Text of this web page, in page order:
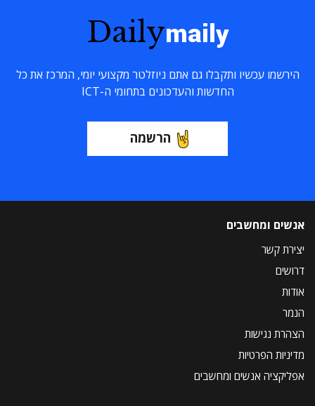
Dailymaily
הירשמו עכשיו ותקבלו גם אתם ניוזלטר מקצועי יומי, המרכז את כל
החדשות והעדכונים בתחומי ה-ICT
הרשמה
אנשים ומחשבים
יצירת קשר
דרושים
אודות
הנמר
הצהרת נגישות
מדיניות הפרטיות
אפליקציה אנשים ומחשבים